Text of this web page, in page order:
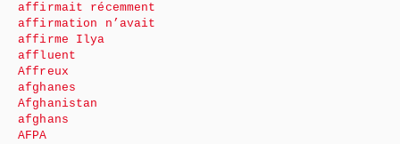
affirmait récemment
affirmation n’avait
affirme Ilya
affluent
Affreux
afghanes
Afghanistan
afghans
AFPA